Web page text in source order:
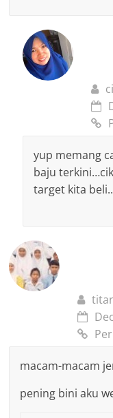
yup memang
baju
target kita
macam-macam
pening bini aku